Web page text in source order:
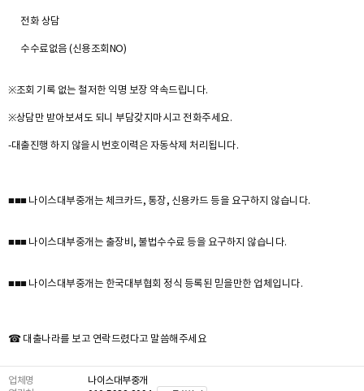
전화 상담
수수료없음 (신용조회NO)
※조회 기록 없는 철저한 익명 보장 약속드립니다.
※상담만 받아보셔도 되니 부담갖지마시고 전화주세요.
-대출진행 하지 않을시 번호이력은 자동삭제 처리됩니다.
■■■ 나이스대부중개는 체크카드, 통장, 신용카드 등을 요구하지 않습니다.
■■■ 나이스대부중개는 출장비, 불법수수료 등을 요구하지 않습니다.
■■■ 나이스대부중개는 한국대부협회 정식 등록된 믿을만한 업체입니다.
☎ 대출나라를 보고 연락드렸다고 말씀해주세요
업체명
나이스대부중개